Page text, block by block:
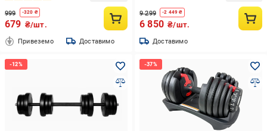
999 -320 ₴
679 ₴/шт.
Привеземо Доставимо
9 299 -2 449 ₴
6 850 ₴/шт.
Доставимо